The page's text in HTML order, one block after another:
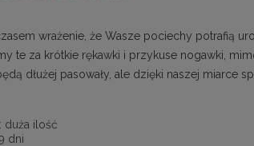
wrażenie, że Wasze pociechy potrafią
te za krótkie rękawki i przykuse nogawki,
dłużej pasowały, ale dzięki naszej miarce
duża ilość
dni